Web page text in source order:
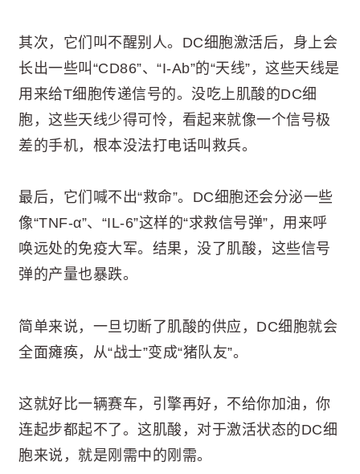
其次，它们叫不醒别人。DC细胞激活后，身上会
长出一些叫“CD86”、“I-Ab”的“天线”，这些天线是
用来给T细胞传递信号的。没吃上肌酸的DC细
胞，这些天线少得可怜，看起来就像一个信号极
差的手机，根本没法打电话叫救兵。
最后，它们喊不出“救命”。DC细胞还会分泌一些
像“TNF-α”、“IL-6”这样的“求救信号弹”，用来呼
唤远处的免疫大军。结果，没了肌酸，这些信号
弹的产量也暴跌。
简单来说，一旦切断了肌酸的供应，DC细胞就会
全面瘫痪，从“战士”变成“猪队友”。
这就好比一辆赛车，引擎再好，不给你加油，你
连起步都起不了。这肌酸，对于激活状态的DC细
胞来说，就是刚需中的刚需。